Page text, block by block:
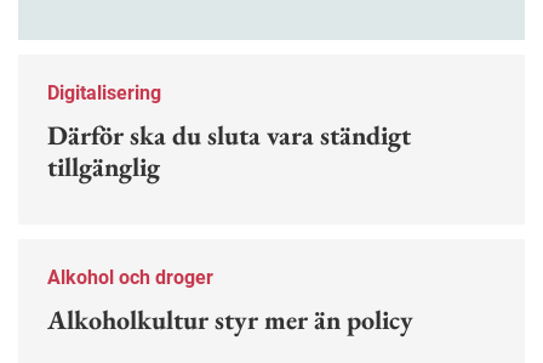
Digitalisering
Därför ska du sluta vara ständigt
tillgänglig
Alkohol och droger
Alkoholkultur styr mer än policy